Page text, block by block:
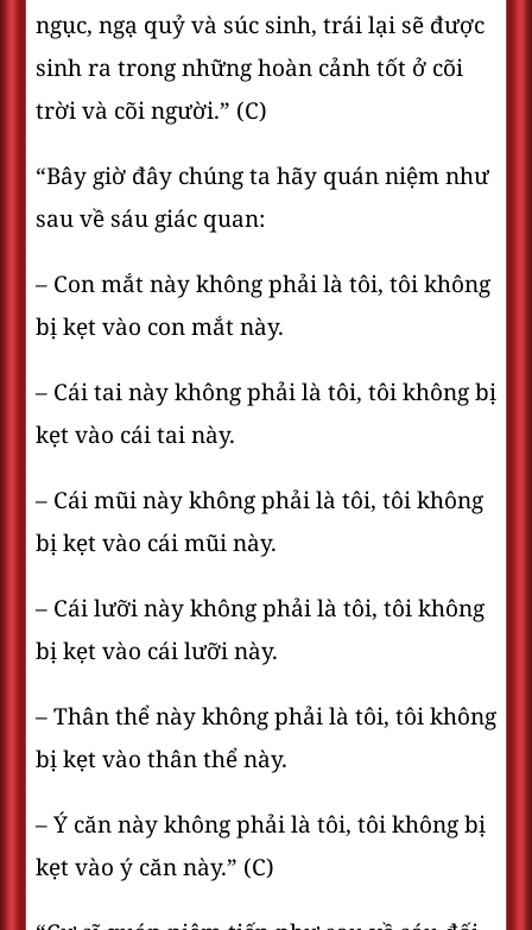
ngục, ngạ quỷ và súc sinh, trái lại sẽ được
sinh ra trong những hoàn cảnh tốt ở cõi
trời và cõi người.” (C)
“Bây giờ đây chúng ta hãy quán niệm như
sau về sáu giác quan:
– Con mắt này không phải là tôi, tôi không
bị kẹt vào con mắt này.
– Cái tai này không phải là tôi, tôi không bị
kẹt vào cái tai này.
– Cái mũi này không phải là tôi, tôi không
bị kẹt vào cái mũi này.
– Cái lưỡi này không phải là tôi, tôi không
bị kẹt vào cái lưỡi này.
– Thân thể này không phải là tôi, tôi không
bị kẹt vào thân thể này.
– Ý căn này không phải là tôi, tôi không bị
kẹt vào ý căn này.” (C)